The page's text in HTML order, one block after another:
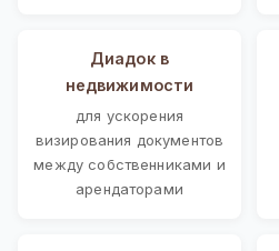
Диадок в
недвижимости
для ускорения
визирования документов
между собственниками и
арендаторами